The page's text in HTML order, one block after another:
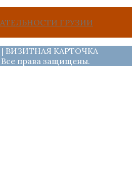
ГРУЗИИ
| ВИЗИТНАЯ КАРТОЧКА
права защищены.